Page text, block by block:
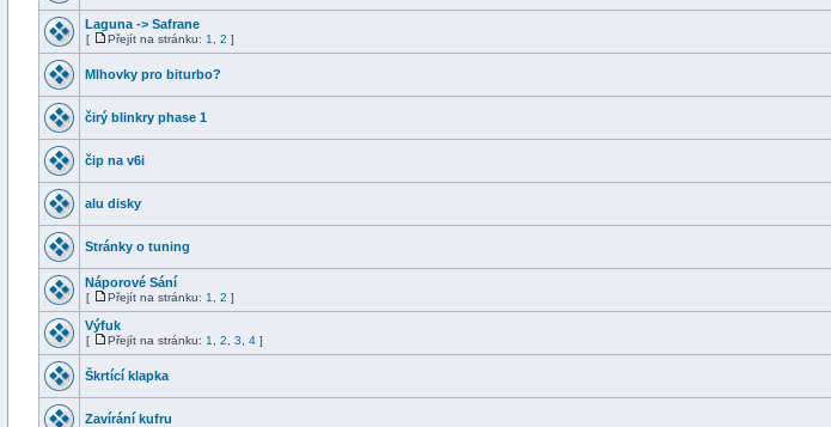
Laguna -> Safrane
[ Přejít na stránku: 1 2 ]
Mlhovky pro biturbo?
čirý blinkry phase 1
čip na v6i
alu disky
Stránky o tuning
Náporové Sání
[ Přejít na stránku: 1 2 ]
Výfuk
[ Přejít na stránku: 1 2 3 4 ]
Škrtící klapka
Zavírání kufru